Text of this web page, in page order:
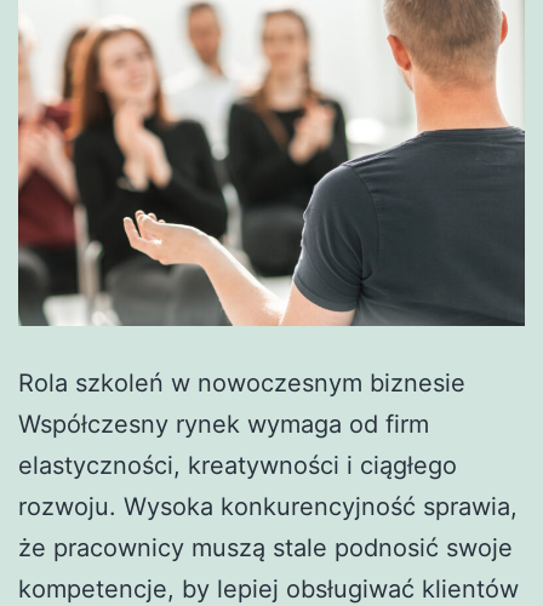
Rola szkoleń w nowoczesnym biznesie
Współczesny rynek wymaga od firm
elastyczności, kreatywności i ciągłego
rozwoju. Wysoka konkurencyjność sprawia,
że pracownicy muszą stale podnosić swoje
kompetencje, by lepiej obsługiwać klientów